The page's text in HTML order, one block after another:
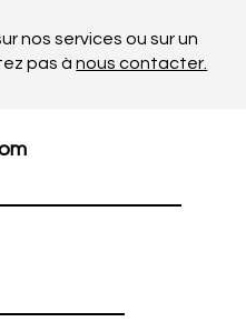
nos services ou sur un
pas ànous contacter.